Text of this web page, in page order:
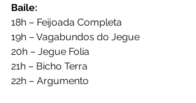
Baile:
18h – Feijoada Completa
19h – Vagabundos do Jegue
20h – Jegue Folia
21h – Bicho Terra
22h – Argumento